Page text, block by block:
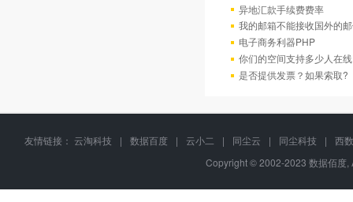
异地汇款手续费费率
我的邮箱不能接收国外的
电子商务利器PHP
你们的空间支持多少人在
是否提供发票？如果索取?
友情链接： 云淘科技 | 数据百度 | 云小二 | 同尘云 | 同尘科技 |
西
Copyright © 2002-2023 数据佰